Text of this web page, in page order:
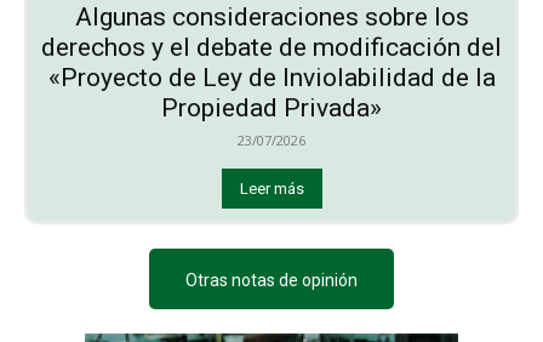
Algunas consideraciones sobre los
derechos y el debate de modificación del
«Proyecto de Ley de Inviolabilidad de la
Propiedad Privada»
23/07/2026
Leer más
Otras notas de opinión